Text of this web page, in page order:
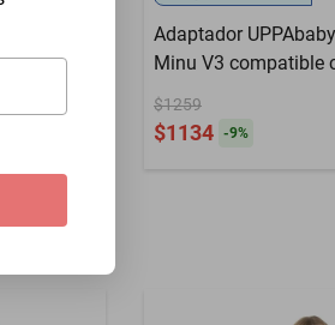
por 24
Adaptador
Minu V3 compatible
$1259
$1134 -9%